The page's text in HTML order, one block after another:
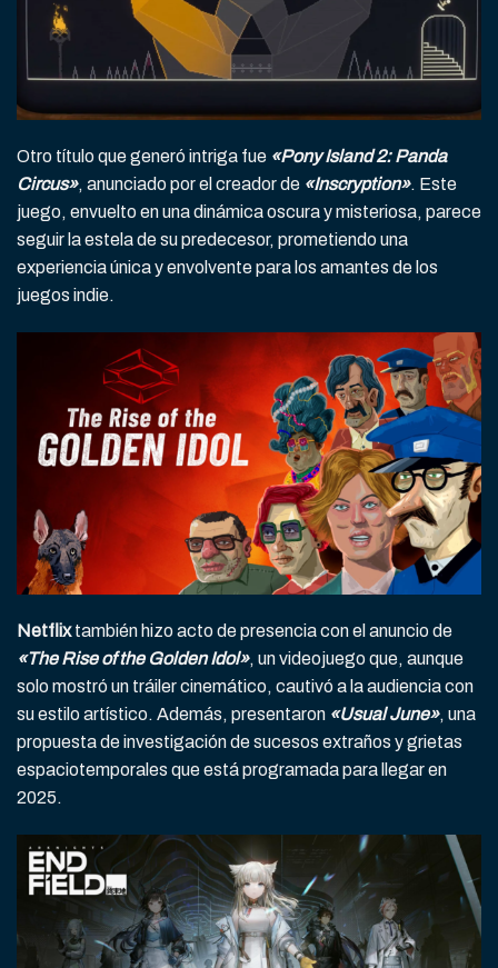
Otro título que generó intriga fue «Pony Island 2: Panda
Circus», anunciado por el creador de «Inscryption». Este
juego, envuelto en una dinámica oscura y misteriosa, parece
seguir la estela de su predecesor, prometiendo una
experiencia única y envolvente para los amantes de los
juegos indie.
Netflixtambién hizo acto de presencia con el anuncio de
«The Rise of the Golden Idol», un videojuego que, aunque
solo mostró un tráiler cinemático, cautivó a la audiencia con
su estilo artístico. Además, presentaron «Usual June», una
propuesta de investigación de sucesos extraños y grietas
espaciotemporales que está programada para llegar en
2025.